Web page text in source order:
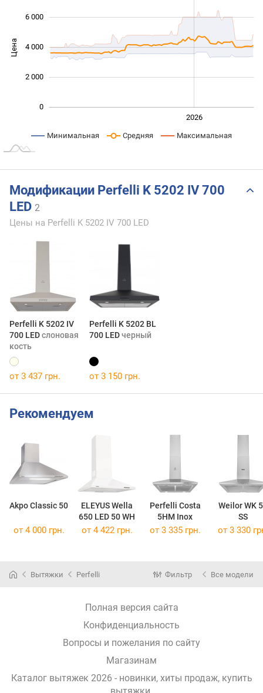
Цена 1 000
0
2 000
4 000
6 000
2026
Минимальная Средняя Максимальная
Модификации Perfelli K 5202 IV 700
LED 2
Цены на Perfelli K 5202 IV 700 LED
Perfelli K 5202 IV
700 LEDслоновая
кость
Perfelli K 5202 BL
700 LEDчерный
от 3 437 грн. от 3 150 грн.
Рекомендуем
Akpo Classic 50
ELEYUS Wella
650 LED 50 WH
Perfelli Costa
5HM Inox
Weilor WK
SS
от 4 000 грн. от 4 422 грн. от 3 335 грн. от 3 330
Вытяжки Perfelli Фильтр Все модели
Полная версия сайта
Конфиденциальность
Вопросы и пожелания по сайту
Магазинам
Каталог вытяжек 2026 - новинки, хиты продаж, купить